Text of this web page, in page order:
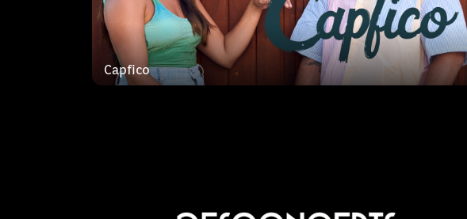
Capfico
Joan Trias, músic, assessor musical d’IB3 ràdio i
responsable de diversos espais musicals de l’EPRTIVB,
condueix aquest programa en què la cultura sonora
Torn de paraula